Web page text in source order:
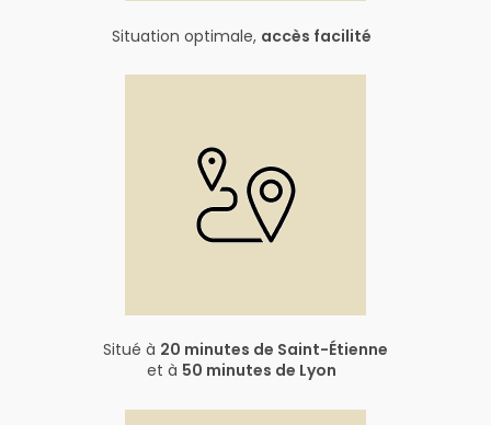
Situation optimale, accès facilité
Situé à 20 minutes de Saint-Étienne
et à 50 minutes de Lyon